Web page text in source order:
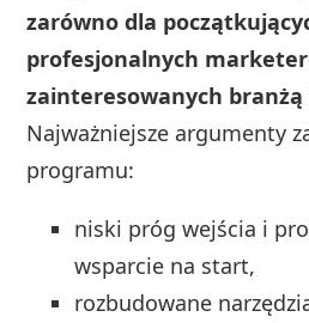
zarówno dla
profesjonalnych
zainteresowanych
Najważniejsze argumenty
programu:
niski próg wejścia i
wsparcie na start,
rozbudowane